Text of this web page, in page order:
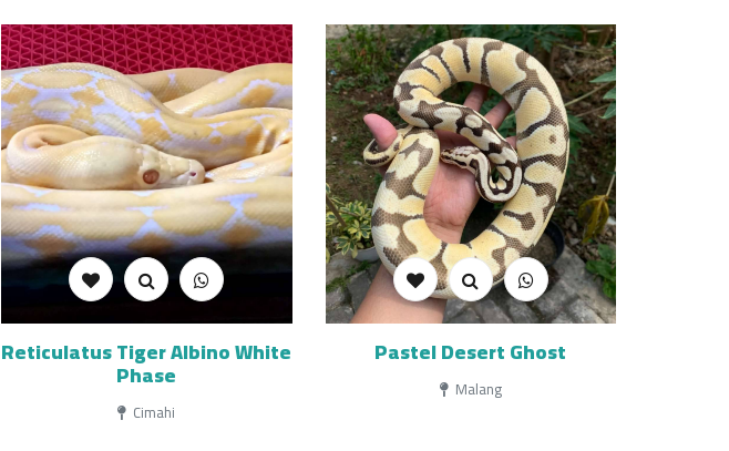
Reticulatus Tiger Albino White
Phase
Cimahi
Pastel Desert Ghost
Malang